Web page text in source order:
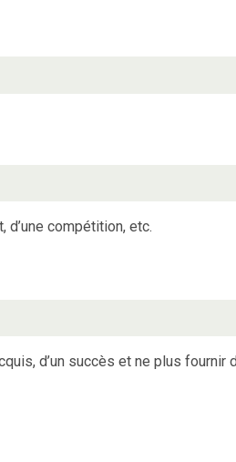
d’une compétition, etc.
d’un succès et ne plus fournir